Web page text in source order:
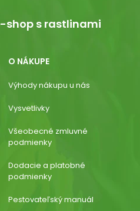
shop s rastlinami
O NÁKUPE
Výhody nákupu u nás
Vysvetlivky
Všeobecné zmluvné
podmienky
Dodacie a platobné
podmienky
Pestovateľský manuál